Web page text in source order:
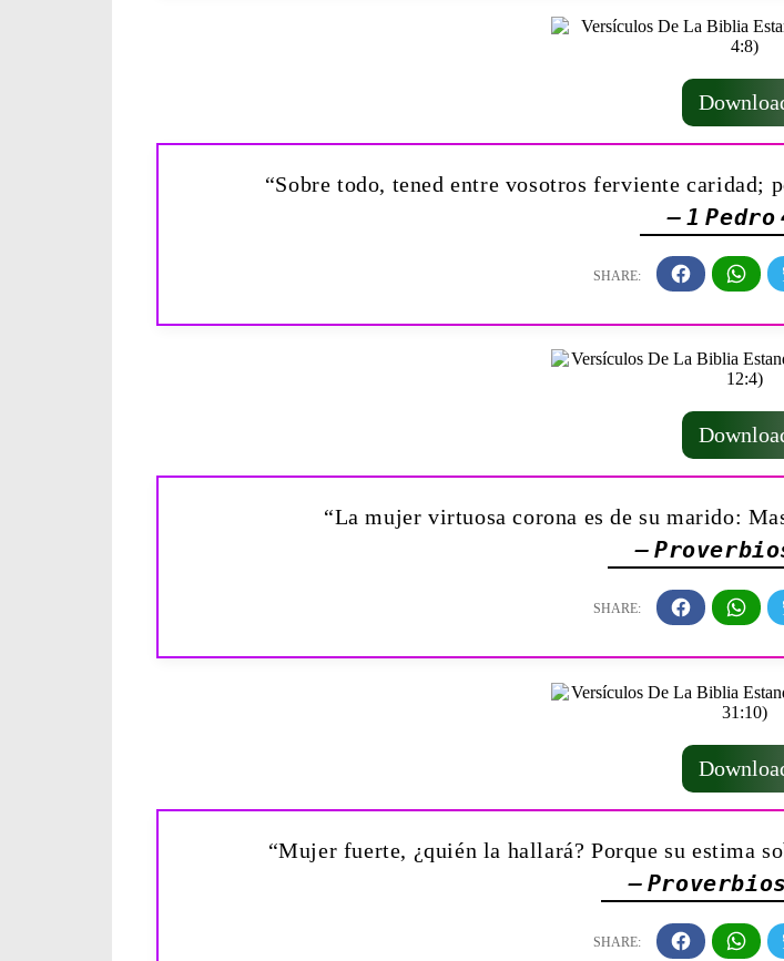
“Sobre todo, tened entre vosotros ferviente caridad;
— 1 Pedro
“La mujer virtuosa corona es de su marido:
—
“Mujer fuerte, ¿quién la hallará? Porque su estima
—